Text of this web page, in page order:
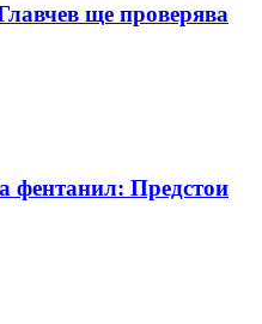
ще проверява
фентанил: Предстои